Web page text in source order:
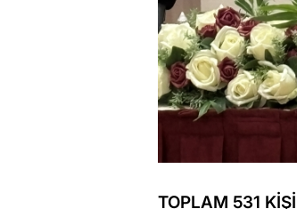
TOPLAM 531